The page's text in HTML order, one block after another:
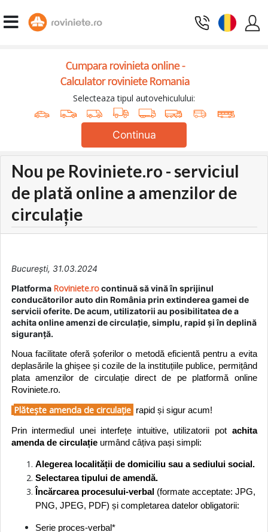
Cumpara rovinieta online -
Calculator roviniete Romania
Selecteaza tipul autovehiculului:
Continua
Nou pe Roviniete.ro - serviciul
de plată online a amenzilor de
circulație
București, 31.03.2024
Platforma Roviniete.rocontinuă să vină în sprijinul
conducătorilor auto din România prin extinderea gamei de
servicii oferite. De acum, utilizatorii au posibilitatea de a
achita online amenzi de circulație, simplu, rapid și în deplină
siguranță.
Noua facilitate oferă șoferilor o metodă eficientă pentru a evita
deplasările la ghișee și cozile de la instituțiile publice, permițând
plata amenzilor de circulație direct de pe platformă online
Roviniete.ro.
Plătește amenda de circulație rapid și sigur acum!
Prin intermediul unei interfețe intuitive, utilizatorii pot achita
amenda de circulație urmând câțiva pași simpli:
Alegerea localității de domiciliu sau a sediului social.
Selectarea tipului de amendă.
Încărcarea procesului-verbal(formate acceptate: JPG,
PNG, JPEG, PDF) și completarea datelor obligatorii:
Serie proces-verbal*